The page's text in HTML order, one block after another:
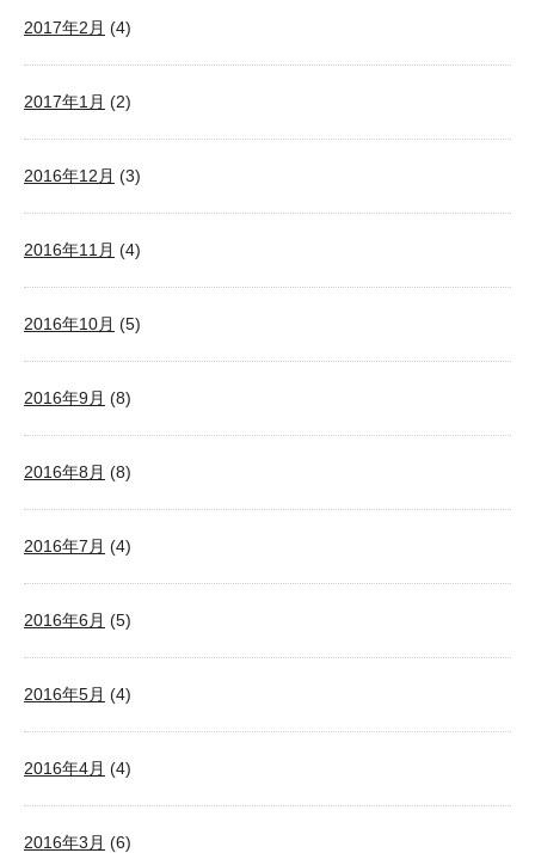
2017年2月 (4)
2017年1月 (2)
2016年12月 (3)
2016年11月 (4)
2016年10月 (5)
2016年9月 (8)
2016年8月 (8)
2016年7月 (4)
2016年6月 (5)
2016年5月 (4)
2016年4月 (4)
2016年3月 (6)